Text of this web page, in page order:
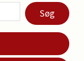
Søg